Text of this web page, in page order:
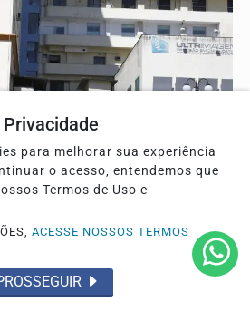
FGTS em hospitais
ao SUS
2022 foi prorrogado até 2030.
para melhorar sua experiência
o acesso, entendemos que
Termos de Uso e
ACESSE NOSSOS TERMOS